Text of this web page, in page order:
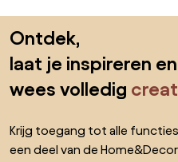
Ontdek,
laat je inspireren en
wees volledig
Krijg toegang tot alle
een deel van de